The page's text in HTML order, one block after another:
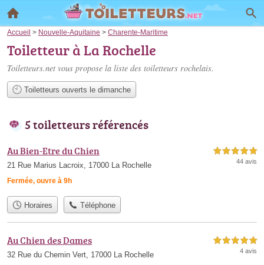
Accueil > Nouvelle-Aquitaine > Charente-Maritime
Toiletteur à La Rochelle
Toiletteurs.net vous propose la liste des toiletteurs rochelais.
Toiletteurs ouverts le dimanche
5 toiletteurs référencés
Au Bien-Etre du Chien
21 Rue Marius Lacroix, 17000 La Rochelle
Fermée, ouvre à 9h
5,0 étoiles sur 5
44 avis
Horaires Téléphone
Au Chien des Dames
32 Rue du Chemin Vert, 17000 La Rochelle
5,0 étoiles sur 5
4 avis